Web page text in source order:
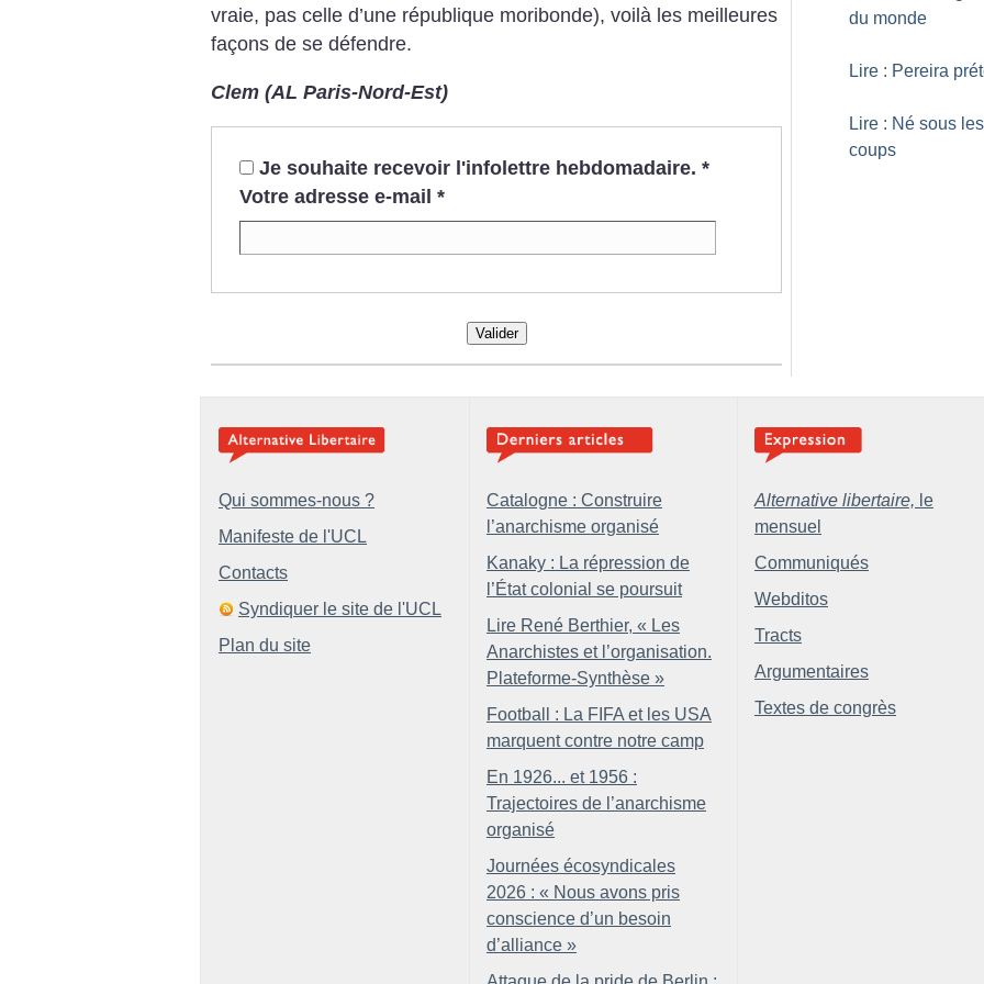
vraie, pas celle d’une république moribonde), voilà les meilleures
façons de se défendre.
Clem (AL Paris-Nord-Est)
Je souhaite recevoir l'infolettre hebdomadaire. *
Votre adresse e-mail *
Valider
du monde
Lire : Pereira
Lire : Né sous les
coups
Qui sommes-nous ?
Manifeste de l'UCL
Contacts
Syndiquer le site de l'UCL
Plan du site
Catalogne : Construire
l’anarchisme organisé
Kanaky : La répression de
l’État colonial se poursuit
Lire René Berthier, « Les
Anarchistes et l’organisation.
Plateforme-Synthèse »
Football : La FIFA et les USA
marquent contre notre camp
En 1926... et 1956 :
Trajectoires de l’anarchisme
organisé
Journées écosyndicales
2026 : « Nous avons pris
conscience d’un besoin
d’alliance »
Alternative libertaire, le
mensuel
Communiqués
Webditos
Tracts
Argumentaires
Textes de congrès